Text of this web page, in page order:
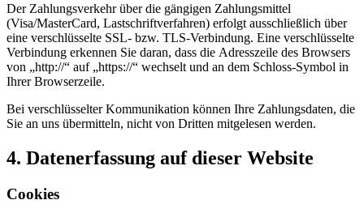
Der Zahlungsverkehr über die gängigen Zahlungsmittel
(Visa/MasterCard, Lastschriftverfahren) erfolgt ausschließlich über
eine verschlüsselte SSL- bzw. TLS-Verbindung. Eine verschlüsselte
Verbindung erkennen Sie daran, dass die Adresszeile des Browsers
von „http://“ auf „https://“ wechselt und an dem Schloss-Symbol in
Ihrer Browserzeile.
Bei verschlüsselter Kommunikation können Ihre Zahlungsdaten, die
Sie an uns übermitteln, nicht von Dritten mitgelesen werden.
4. Datenerfassung auf dieser Website
Cookies